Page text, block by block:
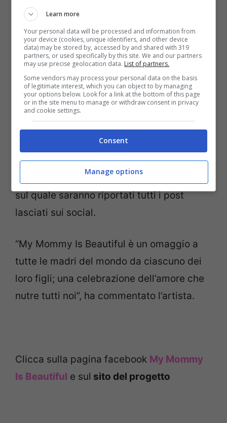
vostra testimonianza sulla bacheca
ufficiale del progetto.
Oppure, in altri social come Twitter,
potreste lasciare un messaggio con
l’hashtag ufficiale#mmibe condividere su
Instagram le foto più belle o le più tenere,
sempre accompagnate dall’hashtag.
Sul sito del progetto sarà poi realizzato un
monumento dedicato alla figura materna,
sul quale saranno riportati tutti i post
lasciati sui social.
“My Mommy Is Beautiful è un omaggio a
tutte le madri del mondo da ciascuno dei
loro figli; una celebrazione dell’amore che
nutre tutti noi”, ha commentato l’artista.
Clicca sulla pagina facebook My Mommy
Is Beautiful e sul sito del progetto
Learn more
Your personal data will be processed and information from
your device (cookies, unique identifiers, and other device
data) may be stored by, accessed by and shared with 319
partners, or used specifically by this site. We and our partners
may use precise geolocation data. List of partners.
Some vendors may process your personal data on the basis
of legitimate interest, which you can object to by managing
your options below. Look for a link at the bottom of this page
or in the site menu to manage or withdraw consent in privacy
and cookie settings.
Consent
Manage options